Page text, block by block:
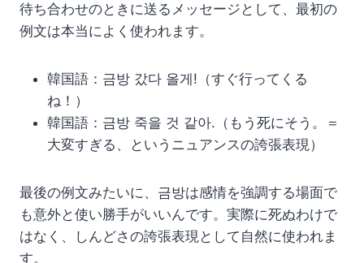
待ち合わせのときに送るメッセージとして、最初の
例文は本当によく使われます。
韓国語：금방 갔다 올게!（すぐ行ってくる
ね！）
韓国語：금방 죽을 것 같아.（もう死にそう。＝
大変すぎる、というニュアンスの誇張表現）
最後の例文みたいに、금방は感情を強調する場面で
も意外と使い勝手がいいんです。実際に死ぬわけで
はなく、しんどさの誇張表現として自然に使われま
す。